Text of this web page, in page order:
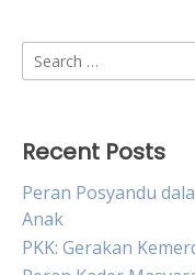
Search
for:
Recent Posts
Peran Posyandu
Anak
PKK: Gerakan